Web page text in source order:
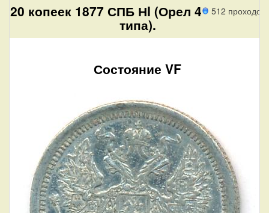
512 проходов
20 копеек 1877 СПБ НI (Орел 4
типа).
Состояние VF